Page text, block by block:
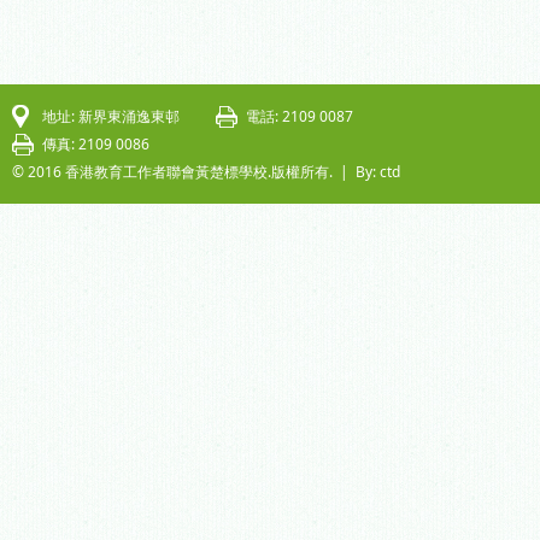
地址: 新界東涌逸東邨
電話: 2109 0087
傳真: 2109 0086
© 2016 香港教育工作者聯會黃楚標學校.版權所有. | By: ctd